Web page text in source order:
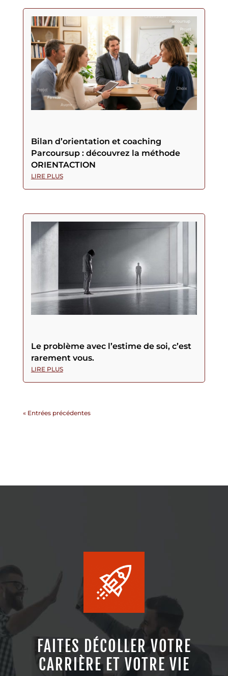
Bilan d’orientation et coaching
Parcoursup : découvrez la méthode
ORIENTACTION
LIRE PLUS
Le problème avec l’estime de soi, c’est
rarement vous.
LIRE PLUS
« Entrées précédentes
FAITES DÉCOLLER VOTRE
CARRIÈRE ET VOTRE VIE